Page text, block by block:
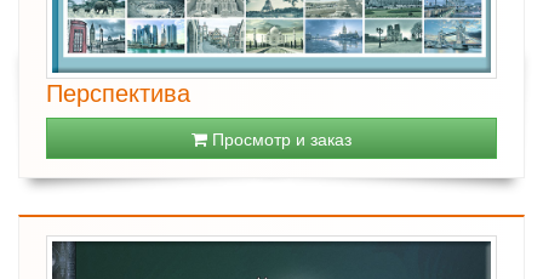
Перспектива
Просмотр и заказ